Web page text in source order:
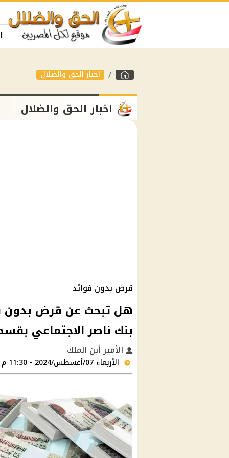
اخبار الحق والضلال
اخبار الحق والضلال
قرض بدون فوائد
بنك ناصر الاجتماعي بقسط
الأمير أبن الملك
الأربعاء 07/أغسطس/2024 - 11:30 م